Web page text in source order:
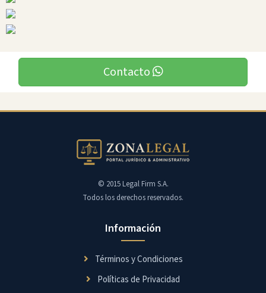
Contacto
© 2015 Legal Firm S.A.
Todos los derechos reservados.
Información
Términos y Condiciones
Políticas de Privacidad